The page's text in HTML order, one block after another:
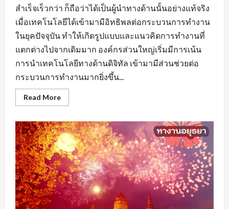
สำเร็จเร็วกว่า ก็ถือว่าได้เป็นผู้นำทางด้านนั้นอย่างแท้จริง
เมื่อเทคโนโลยีได้เข้ามามีอิทธิพลต่อกระบวนการทำงาน
ในยุคปัจจุบัน ทำให้เกิดรูปแบบและแนวคิดการทำงานที่
แตกต่างไปจากเดิมมาก องค์กรส่วนใหญ่เริ่มมีการเน้น
การนำเทคโนโลยีทางด้านดิจิทัล เข้ามามีส่วนช่วยต่อ
กระบวนการทำงานมากยิ่งขึ้น...
Read MoreRead
more
งาน
นครปฐม
ยุค
ของ
AI
มี
ผล
ต่อ
การ
จ้าง
งาน
หรือ